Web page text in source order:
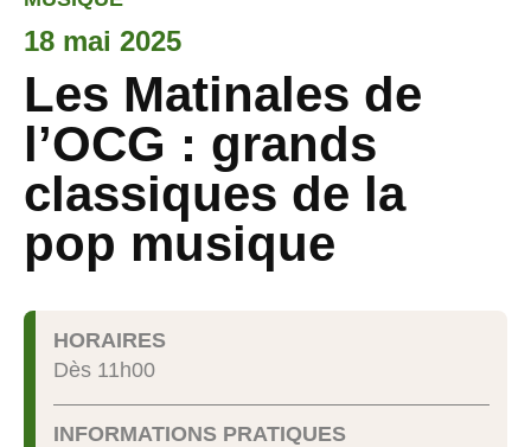
18 mai 2025
Les Matinales de
l’OCG : grands
classiques de la
pop musique
HORAIRES
Dès 11h00
INFORMATIONS PRATIQUES